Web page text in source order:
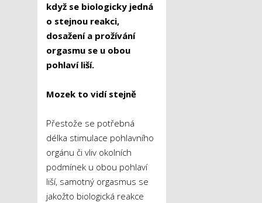
když se biologicky jedná
o stejnou reakci,
dosažení a prožívání
orgasmu se u obou
pohlaví liší.
Mozek to vidí stejně
Přestože se potřebná
délka stimulace pohlavního
orgánu či vliv okolních
podmínek u obou pohlaví
liší, samotný orgasmus se
jakožto biologická reakce